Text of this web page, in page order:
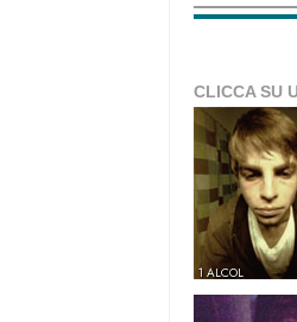
CLICCA SU
1 ALCOL